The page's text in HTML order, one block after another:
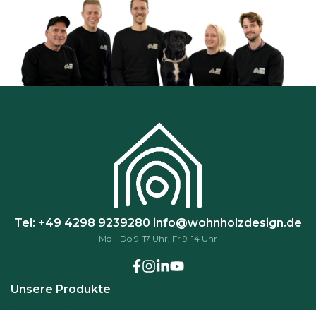
Tel: +49 4298 9239280 info@wohnholzdesign.de
Mo – Do 9-17 Uhr, Fr 9-14 Uhr
Unsere Produkte